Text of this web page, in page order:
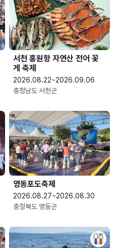
서천 홍원항 자연산 전어 꽃
게 축제
2026.08.22~2026.09.06
충청남도 서천군
영동포도축제
2026.08.27~2026.08.30
충청북도 영동군